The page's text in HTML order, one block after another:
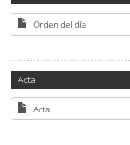
Orden del día
Acta
Acta